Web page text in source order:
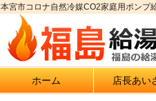
本宮市コロナ自然冷媒CO2家庭用ポンプ
ホーム 店長あい